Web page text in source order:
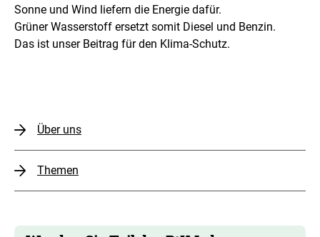
Sonne und Wind liefern die Energie dafür.
Grüner Wasserstoff ersetzt somit Diesel und Benzin.
Das ist unser Beitrag für den Klima-Schutz.
Über uns
Themen